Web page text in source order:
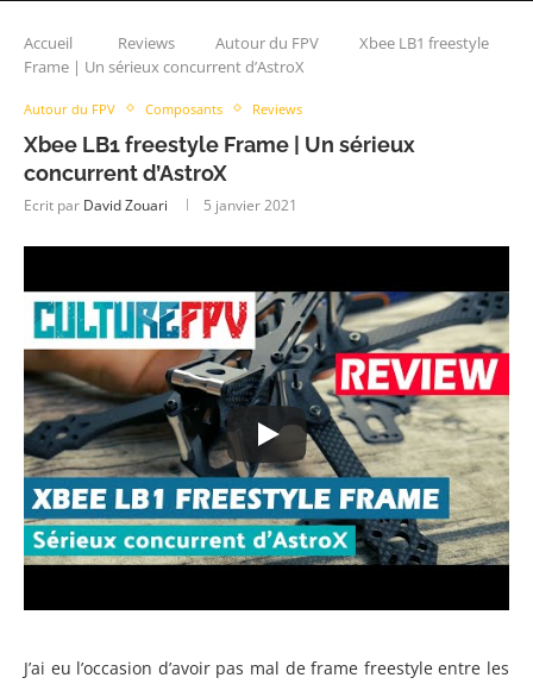
Accueil Reviews Autour du FPV
Xbee LB1 freestyle
Frame | Un sérieux concurrent d’AstroX
Autour du FPV Composants Reviews
Xbee LB1 freestyle Frame | Un sérieux
concurrent d’AstroX
Ecrit par David Zouari 5 janvier 2021
J’ai eu l’occasion d’avoir pas mal de frame freestyle entre les